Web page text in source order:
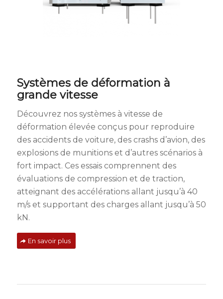
Systèmes de déformation à
grande vitesse
Découvrez nos systèmes à vitesse de
déformation élevée conçus pour reproduire
des accidents de voiture, des crashs d’avion, des
explosions de munitions et d’autres scénarios à
fort impact. Ces essais comprennent des
évaluations de compression et de traction,
atteignant des accélérations allant jusqu’à 40
m/s et supportant des charges allant jusqu’à 50
kN.
En savoir plus